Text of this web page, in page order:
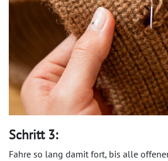
Schritt 3:
Fahre so lang damit fort, bis alle